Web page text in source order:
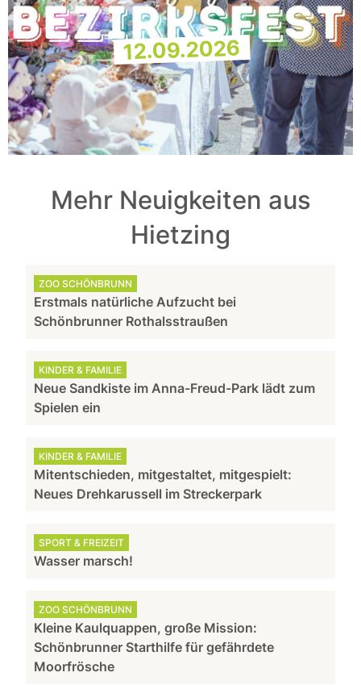
12.09.2026
Mehr Neuigkeiten aus
Hietzing
ZOO SCHÖNBRUNN
Erstmals natürliche Aufzucht bei
Schönbrunner Rothalsstraußen
KINDER & FAMILIE
Neue Sandkiste im Anna-Freud-Park lädt zum
Spielen ein
KINDER & FAMILIE
Mitentschieden, mitgestaltet, mitgespielt:
Neues Drehkarussell im Streckerpark
SPORT & FREIZEIT
Wasser marsch!
ZOO SCHÖNBRUNN
Kleine Kaulquappen, große Mission:
Schönbrunner Starthilfe für gefährdete
Moorfrösche